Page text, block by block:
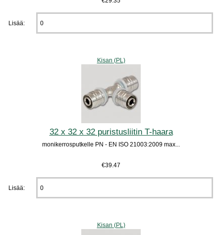
Lisää:
Kisan (PL)
32 x 32 x 32 puristusliitin T-haara
monikerrosputkelle PN - EN ISO 21003:2009 max...
€39.47
Lisää:
Kisan (PL)